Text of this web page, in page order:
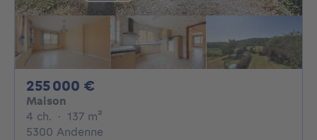
255 000 €
Maison
4 ch. 4 chambres
· 137 m²
5300 Andenne